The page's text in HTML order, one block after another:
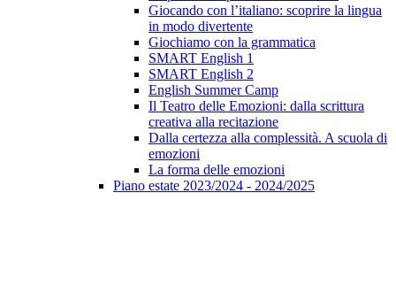
Giocando con l’italiano: scoprire la lingua
in modo divertente
Giochiamo con la grammatica
SMART English 1
SMART English 2
English Summer Camp
Il Teatro delle Emozioni: dalla scrittura
creativa alla recitazione
Dalla certezza alla complessità. A scuola di
emozioni
La forma delle emozioni
Piano estate 2023/2024 - 2024/2025